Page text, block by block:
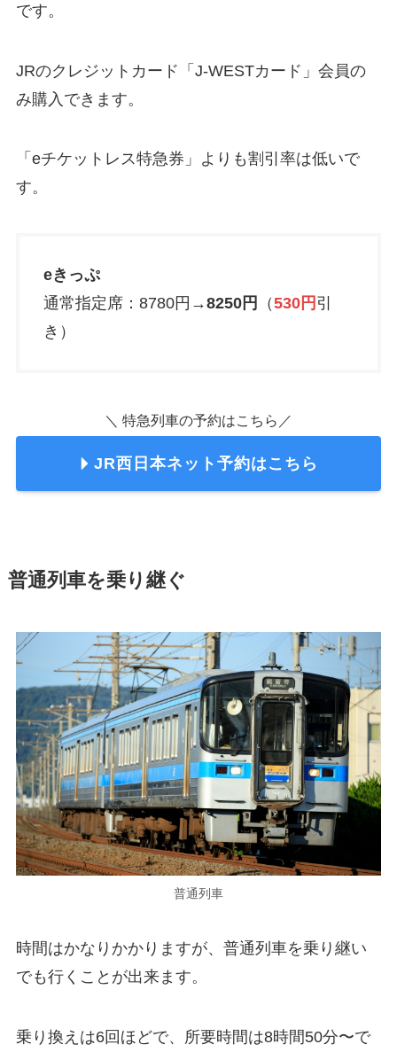
です。
JRのクレジットカード「J-WESTカード」会員の
み購入できます。
「eチケットレス特急券」よりも割引率は低いで
す。
eきっぷ
通常指定席：8780円→8250円 （530円 引
き）
＼ 特急列車の予約はこちら／
JR西日本ネット予約はこちら
普通列車を乗り継ぐ
普通列車
時間はかなりかかりますが、普通列車を乗り継い
でも行くことが出来ます。
乗り換えは6回ほどで、所要時間は8時間50分〜で